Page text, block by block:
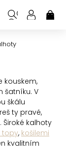
kouskem,
šatníku. V
škálu
ty pravé,
kalhoty
topy, košilemi
kvalitním